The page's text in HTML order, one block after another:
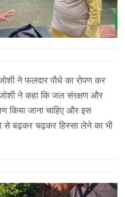
ने फलदार पौधे का रोपण कर
जोशी ने कहा कि जल संरक्षण और
किया जाना चाहिए और इस
से बढ़कर चढ़कर हिस्सा लेने का भी